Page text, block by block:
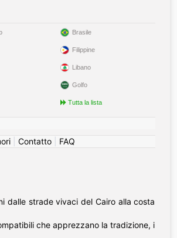
Brasile
Filippine
Libano
Golfo
Tutta la lista
Contatto FAQ
dalle strade vivaci del Cairo alla costa
che apprezzano la tradizione, i